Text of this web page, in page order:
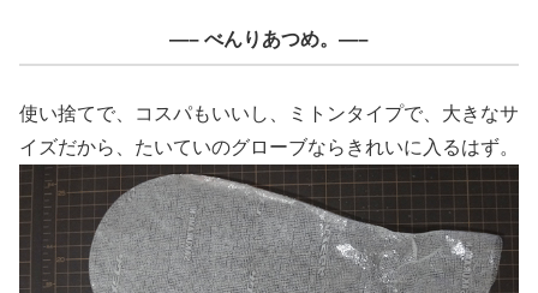
—– べんりあつめ。—–
使い捨てで、コスパもいいし、ミトンタイプで、大きなサ
イズだから、たいていのグローブならきれいに入るはず。